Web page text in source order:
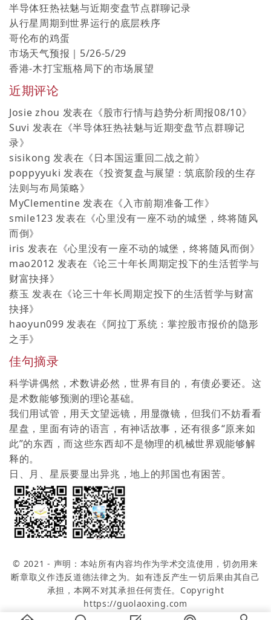
半导体狂热祛魅与近期变盘节点群聊记录
从行星周期到世界运行的底层秩序
哥伦布的鸡蛋
市场天气预报｜5/26-5/29
香港-木打宝瓶格局下的市场展望
近期评论
Josie zhou 发表在《股市行情与趋势分析周报08/10》
Suvi 发表在《半导体狂热祛魅与近期变盘节点群聊记
录》
sisikong 发表在《日本国运重回二战之前》
poppyyuki 发表在《投资复盘与展望：筑底阶段的生存
法则与布局策略》
MyClementine 发表在《入市前期准备工作》
smile123 发表在《心里没有一座不动的城堡，终将随风
而倒》
iris 发表在《心里没有一座不动的城堡，终将随风而倒》
mao2012 发表在《论三十年长周期定投下的生活哲学与
财富抉择》
蔡玉 发表在《论三十年长周期定投下的生活哲学与财富
抉择》
haoyun099 发表在《阿拉丁系统：掌控股市报价的隐形
之手》
佳句摘录
科学讲偶然，术数讲必然，世界有目的，有债必要还。这
是术数能够预测的理论基础。
我们用试管，用天文望远镜，用显微镜，但我们不妨看看
星盘，里面有诗的语言，有神话故事，还有很多“原来如
此”的东西，而这些东西却不是物理的机械世界观能够解
释的。
日、月、星辰要显出异兆，地上的邦国也有困苦。
© 2021 - 声明：本站所有内容均作为学术交流使用，切勿用来
断章取义作违反道德法律之为。如有违反产生一切后果由其自己
承担，本网不对其承担任何责任。Copyright
https://guolaoxing.com